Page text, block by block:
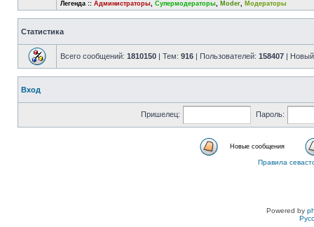
Легенда :: Администраторы, Супермодераторы, Moder, Модераторы
Статистика
Всего сообщений: 1810150 | Тем: 916 | Пользователей: 158407 |
Вход
Пришелец: Пароль:
Новые сообщения
Правила
Powered by